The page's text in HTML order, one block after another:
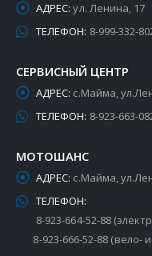
АДРЕС: ул. Ленина, 17
ТЕЛЕФОН: 8-999-332-
СЕРВИСНЫЙ ЦЕНТР
АДРЕС: с.Майма,
ТЕЛЕФОН: 8-923-663-
МОТОШАНС
АДРЕС: с.Майма,
ТЕЛЕФОН:
8-923-664-52-88
8-923-666-52-88 (вело-